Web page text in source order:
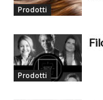
Prodotti
Prodotti